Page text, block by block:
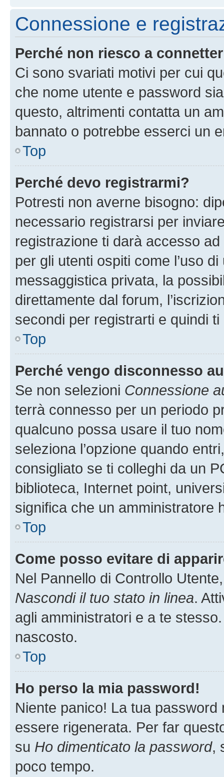
Connessione e
Perché non riesco a
Ci sono svariati motivi per cui
che nome utente e password
questo, altrimenti contatta un
bannato o potrebbe esserci un
Top
Perché devo registrarmi?
Potresti non averne bisogno:
necessario registrarsi per
registrazione ti darà accesso
per gli utenti ospiti come l’uso
messaggistica privata, la
direttamente dal forum,
secondi per registrarti e quindi
Top
Perché vengo disconnesso
Se non selezioni Connessione
terrà connesso per un periodo
qualcuno possa usare il tuo
seleziona l’opzione quando
consigliato se ti colleghi da un
biblioteca, Internet point,
significa che un amministratore
Top
Come posso evitare di
Nel Pannello di Controllo
Nascondi il tuo stato in linea.
agli amministratori e a te
nascosto.
Top
Ho perso la mia password!
Niente panico! La tua
essere rigenerata. Per far
su Ho dimenticato la password,
poco tempo.